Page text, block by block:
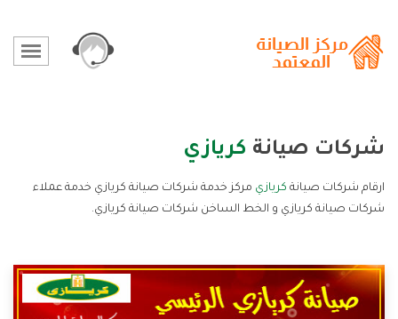
شركات صيانة كريازي
ارقام شركات صيانة كريازي مركز خدمة شركات صيانة كريازي خدمة عملاء
شركات صيانة كريازي و الخط الساخن شركات صيانة كريازي.